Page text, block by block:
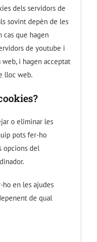
dels servidors de
sovint depèn de les
cas que hagen
de youtube i
i hagen acceptat
lloc web.
o eliminar les
pots fer-ho
opcions del
en les ajudes
de qual